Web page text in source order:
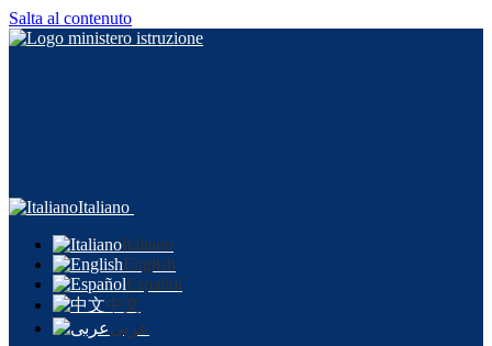
Salta al contenuto
Italiano
Italiano
English
Español
中文
عربى